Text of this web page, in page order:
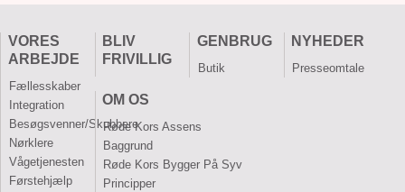
VORES
ARBEJDE
Fællesskaber
Integration
Besøgsvenner/skubbere
Nørklere
Vågetjenesten
Førstehjælp
BLIV
FRIVILLIG
GENBRUG
Butik
NYHEDER
Presseomtale
OM OS
Røde Kors Assens
Baggrund
Røde Kors Bygger På Syv
Principper